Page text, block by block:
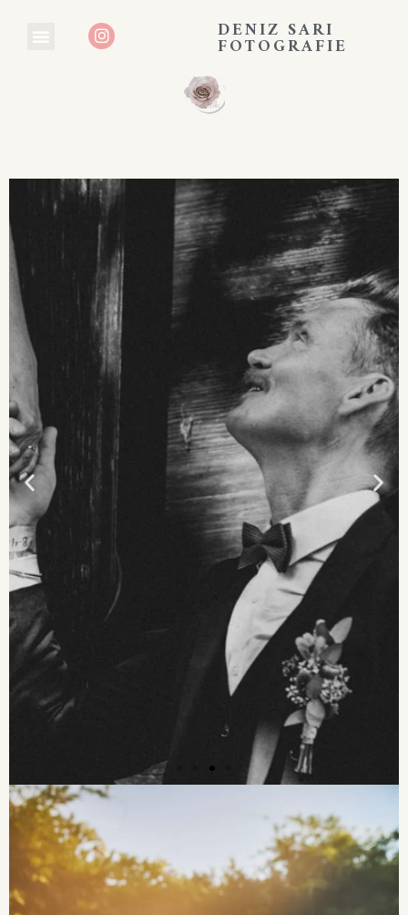
DENIZ SARI
FOTOGRAFIE